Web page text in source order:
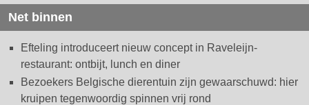
Net binnen
Efteling introduceert nieuw concept in Raveleijn-
restaurant: ontbijt, lunch en diner
Bezoekers Belgische dierentuin zijn gewaarschuwd: hier
kruipen tegenwoordig spinnen vrij rond